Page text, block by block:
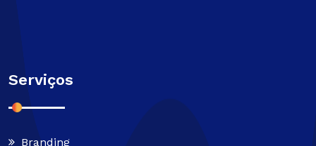
Serviços
Branding